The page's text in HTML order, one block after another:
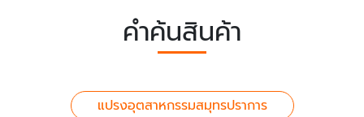
คำค้นสินค้า
แปรงอุตสาหกรรมสมุทรปราการ